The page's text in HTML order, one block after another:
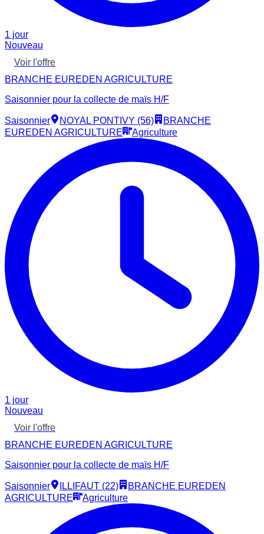
1 jour
Nouveau
Voir l'offre
BRANCHE EUREDEN AGRICULTURE
Saisonnier pour la collecte de maïs H/F
Saisonnier NOYAL PONTIVY (56)
BRANCHE
EUREDEN AGRICULTURE
Agriculture
1 jour
Nouveau
Voir l'offre
BRANCHE EUREDEN AGRICULTURE
Saisonnier pour la collecte de maïs H/F
Saisonnier ILLIFAUT (22)
BRANCHE EUREDEN
AGRICULTURE
Agriculture